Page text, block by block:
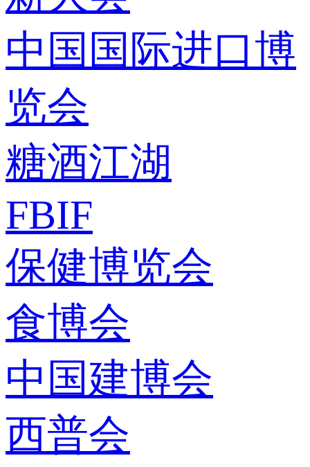
中国国际进口博
览会
糖酒江湖
FBIF
保健博览会
食博会
中国建博会
西普会